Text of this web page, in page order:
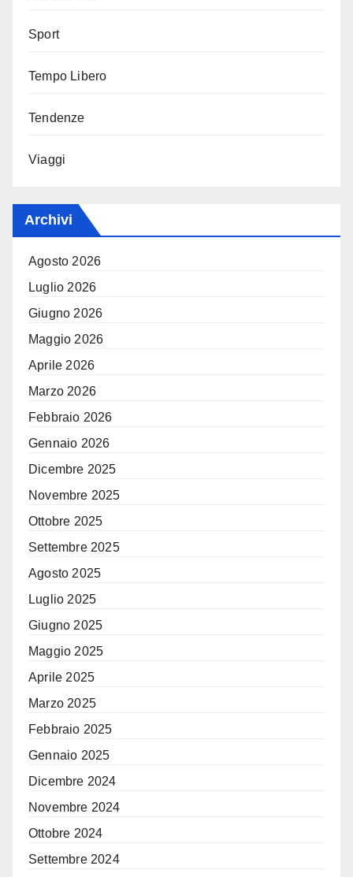
Sport
Tempo Libero
Tendenze
Viaggi
Archivi
Agosto 2026
Luglio 2026
Giugno 2026
Maggio 2026
Aprile 2026
Marzo 2026
Febbraio 2026
Gennaio 2026
Dicembre 2025
Novembre 2025
Ottobre 2025
Settembre 2025
Agosto 2025
Luglio 2025
Giugno 2025
Maggio 2025
Aprile 2025
Marzo 2025
Febbraio 2025
Gennaio 2025
Dicembre 2024
Novembre 2024
Ottobre 2024
Settembre 2024